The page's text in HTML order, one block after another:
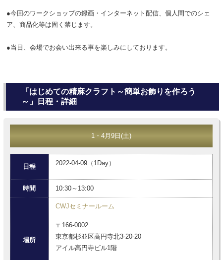
●今回のワークショップの録画・インターネット配信、個人間でのシェ
ア、商品化等は固く禁じます。
●当日、会場でお会い出来る事を楽しみにしております。
「はじめての精麻クラフト～簡単お飾りを作ろう
～」日程・詳細
1・4月9日(土)
日程 2022-04-09（1Day）
時間 10:30～13:00
場所
CWJセミナールーム
〒166-0002
東京都杉並区高円寺北3-20-20
アイル高円寺ビル1階